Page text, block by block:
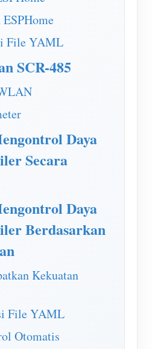
dan Simulasi Energi
PV Surya
PV
File YAML
SCR-485
Daya
Secara
Daya
Berdasarkan
Kekuatan
File YAML
Otomatis